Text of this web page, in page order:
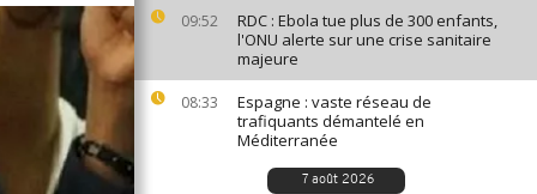
09:52
RDC : Ebola tue plus de 300 enfants,
l'ONU alerte sur une crise sanitaire
majeure
08:33
Espagne : vaste réseau de
trafiquants démantelé en
Méditerranée
7 août 2026